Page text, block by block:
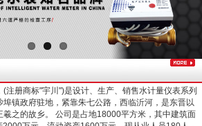
注册商标"宇川")是设计、生产、销售水计量仪表系列
镇政府驻地，紧靠朱七公路，西临沂河，是东晋以
之的故乡。 公司是占地18000平方米，其中建筑面